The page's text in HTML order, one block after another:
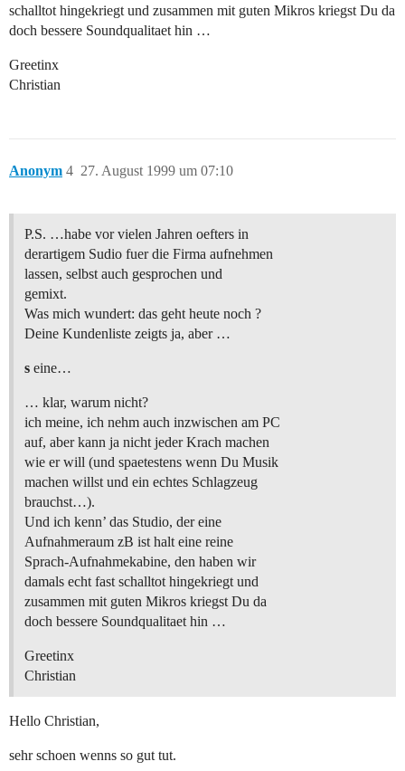
schalltot hingekriegt und zusammen mit guten Mikros kriegst Du da
doch bessere Soundqualitaet hin …
Greetinx
Christian
Anonym 27. August 1999 um 07:10
4
P.S. …habe vor vielen Jahren oefters in
derartigem Sudio fuer die Firma aufnehmen
lassen, selbst auch gesprochen und
gemixt.
Was mich wundert: das geht heute noch ?
Deine Kundenliste zeigts ja, aber …
s eine…
… klar, warum nicht?
ich meine, ich nehm auch inzwischen am PC
auf, aber kann ja nicht jeder Krach machen
wie er will (und spaetestens wenn Du Musik
machen willst und ein echtes Schlagzeug
brauchst…).
Und ich kenn’ das Studio, der eine
Aufnahmeraum zB ist halt eine reine
Sprach-Aufnahmekabine, den haben wir
damals echt fast schalltot hingekriegt und
zusammen mit guten Mikros kriegst Du da
doch bessere Soundqualitaet hin …
Greetinx
Christian
Hello Christian,
sehr schoen wenns so gut tut.